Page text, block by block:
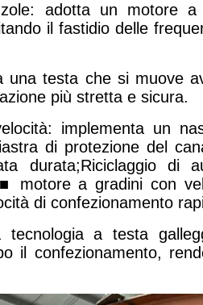
adotta un motore a
il fastidio delle
una testa che si muove
più stretta e sicura.
implementa un
di protezione del
durata;Riciclaggio di
motore a gradini con
di confezionamento
a testa
il confezionamento,